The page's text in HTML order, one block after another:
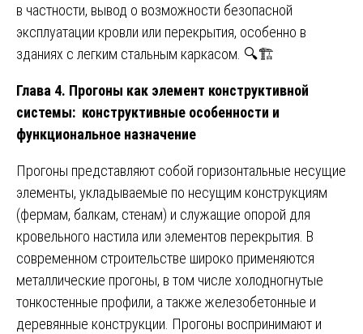
в частности, вывод о возможности безопасной
эксплуатации кровли или перекрытия, особенно в
зданиях с легким стальным каркасом. 🔍🏗️
Глава 4. Прогоны как элемент конструктивной
системы: конструктивные особенности и
функциональное назначение
Прогоны представляют собой горизонтальные несущие
элементы, укладываемые по несущим конструкциям
(фермам, балкам, стенам) и служащие опорой для
кровельного настила или элементов перекрытия. В
современном строительстве широко применяются
металлические прогоны, в том числе холодногнутые
тонкостенные профили, а также железобетонные и
деревянные конструкции. Прогоны воспринимают и